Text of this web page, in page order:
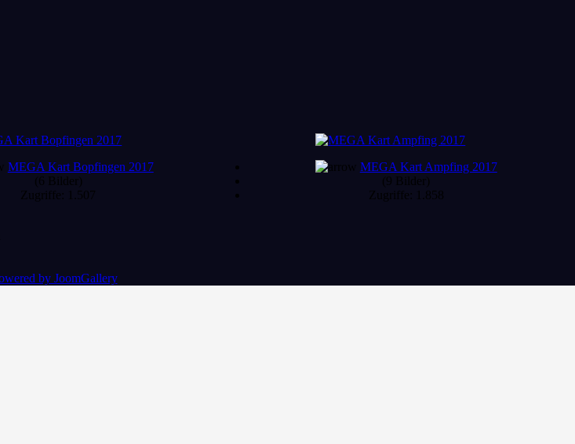
MEGA Kart Bopfingen 2017
(6 Bilder)
Zugriffe: 1.507
MEGA Kart Ampfing 2017
(9 Bilder)
Zugriffe: 1.858